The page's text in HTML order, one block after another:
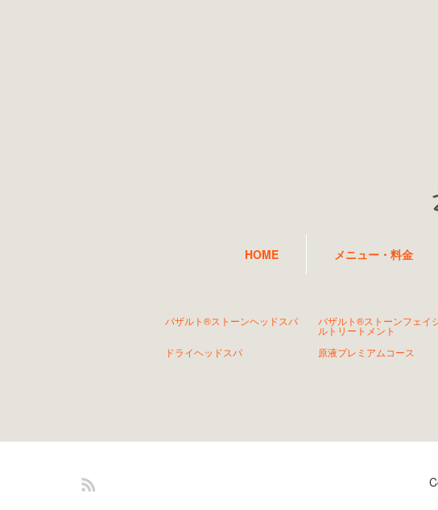
HOME メニュー・料金
バザルト®ストーンヘッドスパ バザルト®ストーンフェイ
ルトリートメント
ドライヘッドスパ
原液プレミアムコース